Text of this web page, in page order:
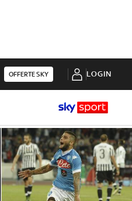
OFFERTE SKY LOGIN